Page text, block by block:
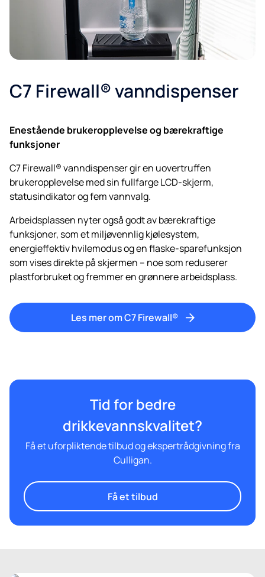
C7 Firewall® vanndispenser
Enestående brukeropplevelse og bærekraftige
funksjoner
C7 Firewall® vanndispenser gir en uovertruffen
brukeropplevelse med sin fullfarge LCD-skjerm,
statusindikator og fem vannvalg.
Arbeidsplassen nyter også godt av bærekraftige
funksjoner, som et miljøvennlig kjølesystem,
energieffektiv hvilemodus og en flaske-sparefunksjon
som vises direkte på skjermen – noe som reduserer
plastforbruket og fremmer en grønnere arbeidsplass.
Les mer om C7 Firewall®
Tid for bedre
drikkevannskvalitet?
Få et uforpliktende tilbud og ekspertrådgivning fra
Culligan.
Få et tilbud